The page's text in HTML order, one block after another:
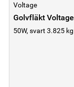
Voltage
Golvfläkt Voltage
50W, svart 3.825 kg